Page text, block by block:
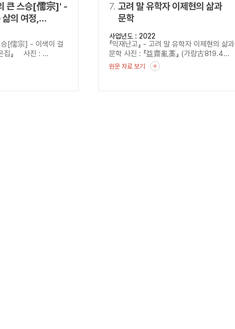
큰 스승[儒宗]' -
의 여정,
승[儒宗] - 이색이 걸
집』 사진 : ...
7. 고려 말 유학자 이제현의 삶과
문학
사업년도 : 2022
『익재난고』 - 고려 말 유학자 이제현의 삶과
문학 사진 : 『益齋亂藁』 (가람古819.4...
원문 자료 보기